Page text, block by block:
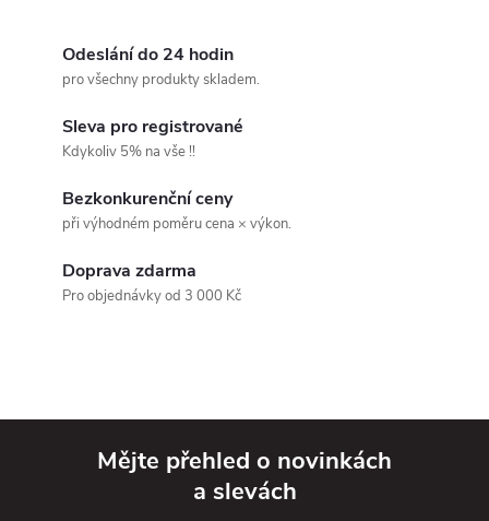
r
Odeslání do 24 hodin
pro všechny produkty skladem.
Sleva pro registrované
Kdykoliv 5% na vše !!
Bezkonkurenční ceny
při výhodném poměru cena × výkon.
Doprava zdarma
Pro objednávky od 3 000 Kč
Mějte přehled o novinkách
a slevách